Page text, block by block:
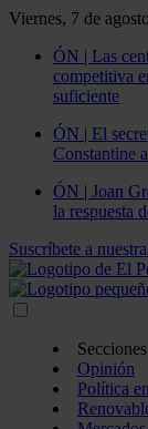
Viernes, 7 de
ÓN | Las
competitiva
suficiente
ÓN | El
Constantine
ÓN | Joan
la respuesta
Suscríbete a
Secciones
Opinión
Política